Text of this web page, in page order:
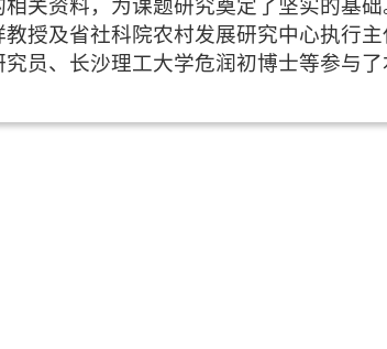
关资料，为课题研究奠定了坚实的基
教授及省社科院农村发展研究中心执行
员、长沙理工大学危润初博士等参与了